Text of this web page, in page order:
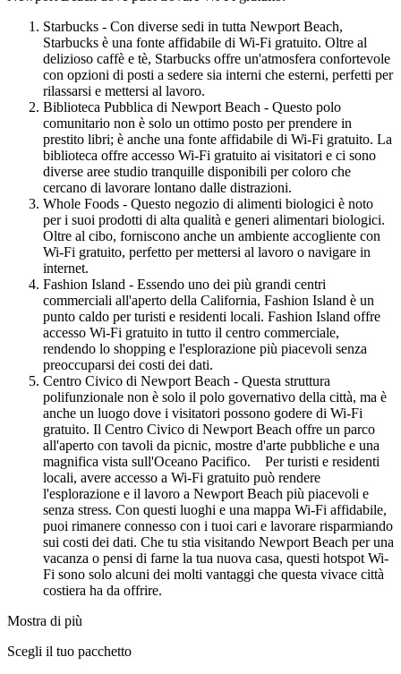
Starbucks - Con diverse sedi in tutta Newport Beach,
Starbucks è una fonte affidabile di Wi-Fi gratuito. Oltre al
delizioso caffè e tè, Starbucks offre un'atmosfera confortevole
con opzioni di posti a sedere sia interni che esterni, perfetti per
rilassarsi e mettersi al lavoro.
Biblioteca Pubblica di Newport Beach - Questo polo
comunitario non è solo un ottimo posto per prendere in
prestito libri; è anche una fonte affidabile di Wi-Fi gratuito. La
biblioteca offre accesso Wi-Fi gratuito ai visitatori e ci sono
diverse aree studio tranquille disponibili per coloro che
cercano di lavorare lontano dalle distrazioni.
Whole Foods - Questo negozio di alimenti biologici è noto
per i suoi prodotti di alta qualità e generi alimentari biologici.
Oltre al cibo, forniscono anche un ambiente accogliente con
Wi-Fi gratuito, perfetto per mettersi al lavoro o navigare in
internet.
Fashion Island - Essendo uno dei più grandi centri
commerciali all'aperto della California, Fashion Island è un
punto caldo per turisti e residenti locali. Fashion Island offre
accesso Wi-Fi gratuito in tutto il centro commerciale,
rendendo lo shopping e l'esplorazione più piacevoli senza
preoccuparsi dei costi dei dati.
Centro Civico di Newport Beach - Questa struttura
polifunzionale non è solo il polo governativo della città, ma è
anche un luogo dove i visitatori possono godere di Wi-Fi
gratuito. Il Centro Civico di Newport Beach offre un parco
all'aperto con tavoli da picnic, mostre d'arte pubbliche e una
magnifica vista sull'Oceano Pacifico. Per turisti e residenti
locali, avere accesso a Wi-Fi gratuito può rendere
l'esplorazione e il lavoro a Newport Beach più piacevoli e
senza stress. Con questi luoghi e una mappa Wi-Fi affidabile,
puoi rimanere connesso con i tuoi cari e lavorare risparmiando
sui costi dei dati. Che tu stia visitando Newport Beach per una
vacanza o pensi di farne la tua nuova casa, questi hotspot Wi-
Fi sono solo alcuni dei molti vantaggi che questa vivace città
costiera ha da offrire.
Mostra di più
Scegli il tuo pacchetto